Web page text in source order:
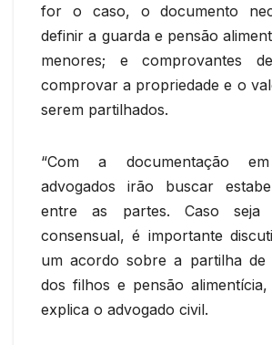
for o caso, o documento
definir a guarda e pensão
menores; e comprovantes
comprovar a propriedade e o
serem partilhados.
“Com a documentação
advogados irão buscar
entre as partes. Caso seja
consensual, é importante
um acordo sobre a partilha de
dos filhos e pensão alimentícia,
explica o advogado civil.